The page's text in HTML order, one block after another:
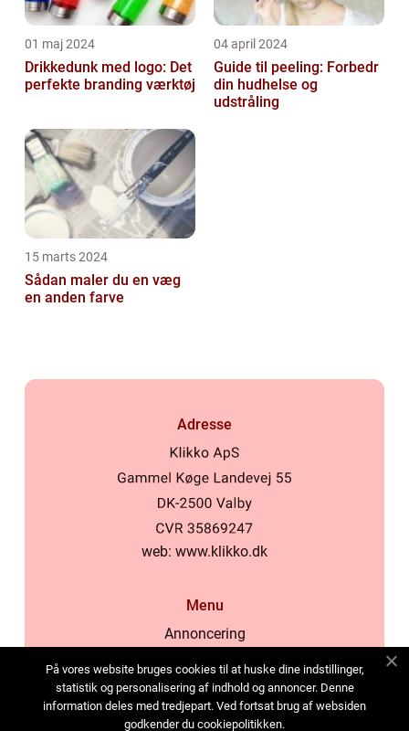
01 maj 2024
Drikkedunk med logo: Det
perfekte branding værktøj
04 april 2024
Guide til peeling: Forbedr
din hudhelse og
udstråling
15 marts 2024
Sådan maler du en væg
en anden farve
Adresse
web: www.klikko.dk
Menu
Annoncering
Cookies
Kontakt os
På vores website bruges cookies til at huske dine indstillinger,
statistik og personalisering af indhold og annoncer. Denne
information deles med tredjepart. Ved fortsat brug af websiden
godkender du cookiepolitikken.